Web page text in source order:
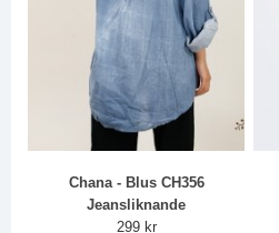
Chana - Blus CH356
Jeansliknande
299 kr